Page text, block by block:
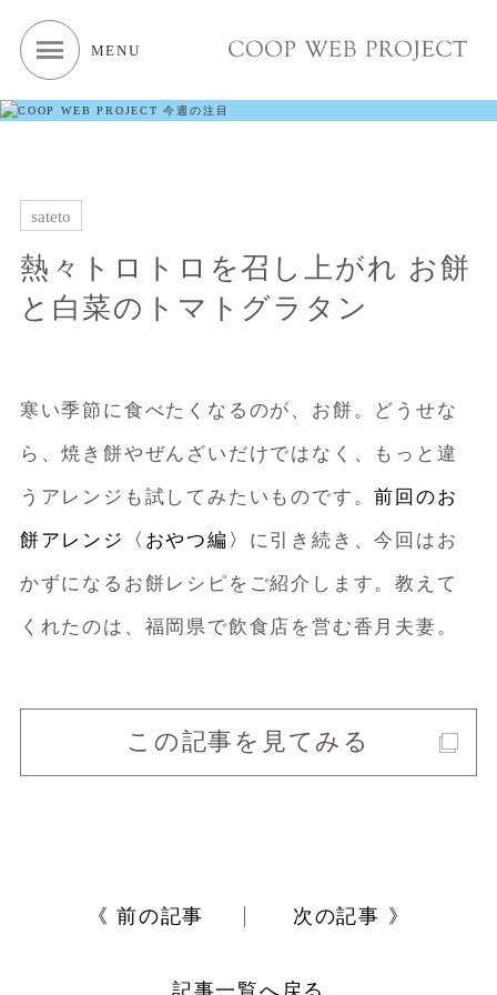
MENU
sateto
熱々トロトロを召し上がれ お餅
と白菜のトマトグラタン
寒い季節に食べたくなるのが、お餅。どうせな
ら、焼き餅やぜんざいだけではなく、もっと違
うアレンジも試してみたいものです。前回のお
餅アレンジ〈おやつ編〉 に引き続き、今回はお
かずになるお餅レシピをご紹介します。教えて
くれたのは、福岡県で飲食店を営む香月夫妻。
この記事を見てみる
《 前の記事
記事一覧へ戻る
次の記事 》